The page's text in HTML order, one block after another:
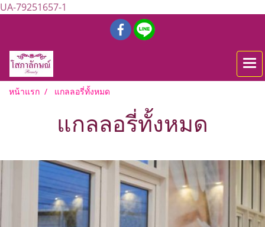
UA-79251657-1
หน้าแรก แกลลอรี่ทั้งหมด
แกลลอรี่ทั้งหมด